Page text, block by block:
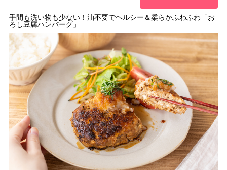
手間も洗い物も少ない！油不要でヘルシー＆柔らかふわふわ「お
ろし豆腐ハンバーグ」